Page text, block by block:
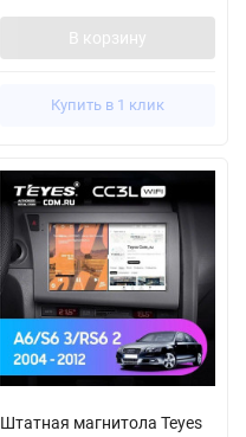
В корзину
Купить в 1 клик
Штатная магнитола Teyes